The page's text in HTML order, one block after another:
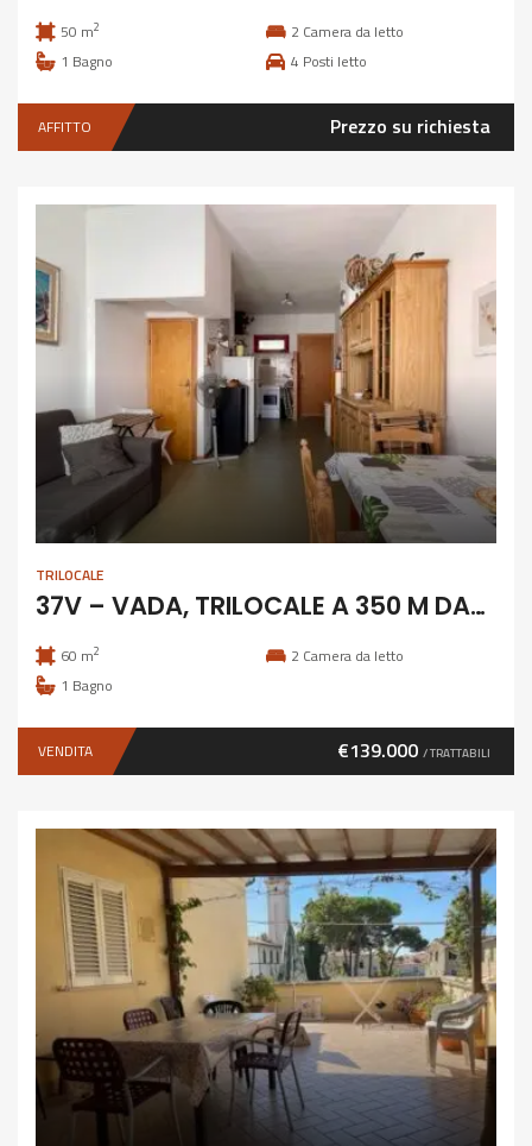
50 m2 2 Camera da letto
1 Bagno 4 Posti letto
AFFITTO Prezzo su richiesta
TRILOCALE
37V – VADA, TRILOCALE A 350 M DAL MARE
60 m2 2 Camera da letto
1 Bagno
VENDITA €139.000 / TRATTABILI